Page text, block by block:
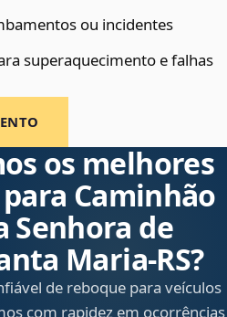
ou incidentes
superaquecimento e falhas
os melhores
Caminhão
Senhora de
Maria‑RS?
de reboque para veículos
com rapidez em ocorrências